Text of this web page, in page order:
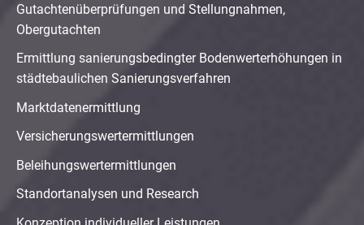
Gutachtenüberprüfungen und Stellungnahmen,
Obergutachten
Ermittlung sanierungsbedingter Bodenwerterhöhungen in
städtebaulichen Sanierungsverfahren
Marktdatenermittlung
Versicherungswertermittlungen
Beleihungswertermittlungen
Standortanalysen und Research